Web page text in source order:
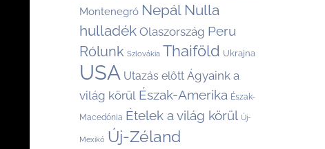
Montenegró Nepál Nulla
hulladék Olaszország Peru
Rólunk Szlovákia Thaiföld Ukrajna
USA Utazás előtt Ágyaink a
világ körül Észak-Amerika Észak-
Macedónia Ételek a világ körül Új-
Mexikó Új-Zéland